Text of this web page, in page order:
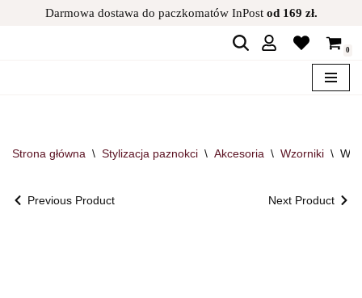
Darmowa dostawa do paczkomatów InPost od 169 zł.
0
Strona główna \ Stylizacja paznokci \ Akcesoria \ Wzorniki \
Previous Product Next Product